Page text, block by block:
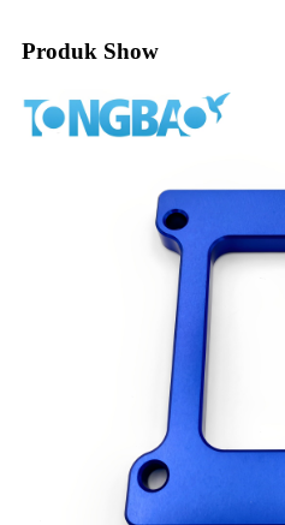
Produk Show